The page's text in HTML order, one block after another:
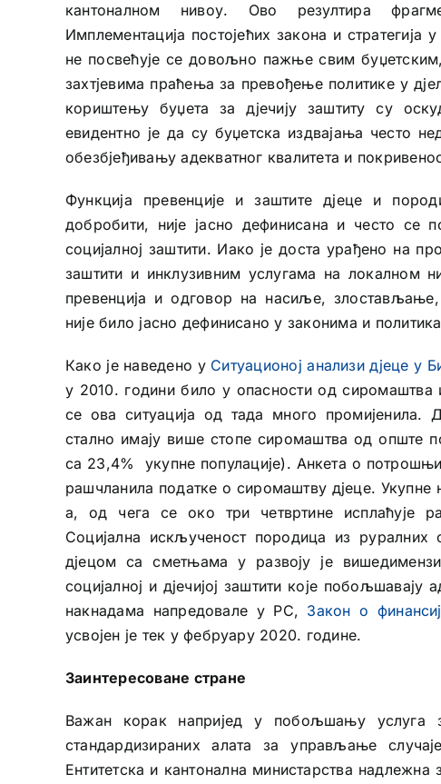
кантоналном нивоу. Ово резултира
Имплементација постојећих закона и стратегија
не посвећује се довољно пажње свим
захтјевима праћења за превођење политике у
кориштењу буџета за дјечију заштиту су
евидентно је да су буџетска издвајања често
обезбјеђивању адекватног квалитета и
Функција превенције и заштите дјеце и
добробити, није јасно дефинисана и често се
социјалној заштити. Иако је доста урађено на
заштити и инклузивним услугама на локалном
превенција и одговор на насиље,
није било јасно дефинисано у законима и
Како је наведено у Ситуационој анализи дјеце у
у 2010. години било у опасности од сиромаштва
се ова ситуација од тада много промијенила.
стално имају више стопе сиромаштва од опште
са 23,4% укупне популације). Анкета о
рашчланила податке о сиромаштву дјеце.
а, од чега се око три четвртине исплаћује
Социјална искљученост породица из
дјецом са сметњама у развоју је
социјалној и дјечијој заштити које побољшавају
накнадама напредовале у РС, Закон о
усвојен је тек у фебруару 2020. године.
Заинтересоване стране
Важан корак напријед у побољшању услуга
стандардизираних алата за управљање
Ентитетска и кантонална министарства